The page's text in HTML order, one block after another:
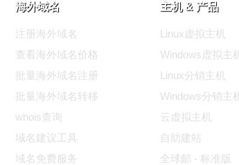
海外域名
注册海外域名
查看海外域名价格
批量海外域名注册
批量海外域名转移
whois查询
域名建议工具
域名免费服务
主机 & 产品
Linux虚拟主机
Windows虚拟主机
Linux分销主机
Windows分销主机
云虚拟主机
自助建站
全球邮 - 标准版